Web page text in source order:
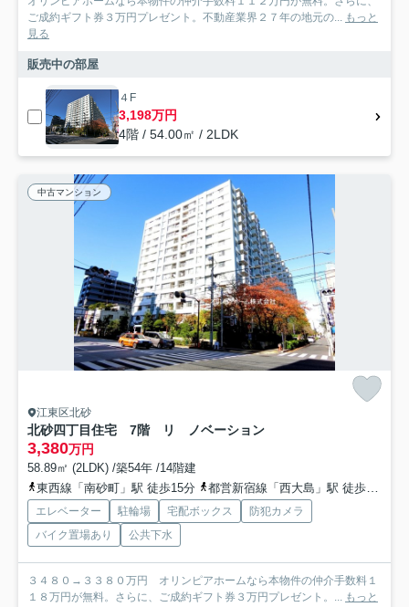
ご成約ギフト券３万円プレゼント。不動産業界２７年の地元の... もっと
見る
販売中の部屋
４F
3,198万円
4階 / 54.00㎡ / 2LDK
中古マンション
江東区北砂
北砂四丁目住宅 7階 リ ノベーション
3,380万円
58.89㎡ (2LDK) /築54年 /14階建
東西線「南砂町」駅 徒歩15分
都営新宿線「西大島」駅 徒歩22分
エレベーター 駐輪場 宅配ボックス
防犯カメラ
バイク置場あり
公共下水
３４８０→３３８０万円 オリンピアホームなら本物件の仲介手数料１
１８万円が無料。さらに、ご成約ギフト券３万円プレゼント。... もっと